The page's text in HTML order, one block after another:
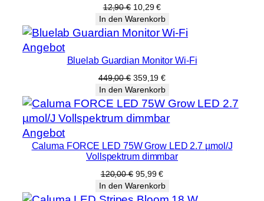
Angebot12,90€ Ursprünglicher
Preis
war:
12,90 €
10,29€Aktueller
Preis
ist:
10,29 €.
In den Warenkorb
AngebotProdukt
im
Angebot
Bluelab Guardian Monitor Wi-Fi
449,00€ Ursprünglicher
Preis
war:
449,00 €
359,19€Aktueller
Preis
ist:
359,19 €.
In den Warenkorb
AngebotProdukt
im
Angebot
Caluma FORCE LED 75W Grow LED 2.7 µmol/J
Vollspektrum dimmbar
120,00€ Ursprünglicher
Preis
war:
95,99€Aktueller
Preis
ist:
In den Warenkorb